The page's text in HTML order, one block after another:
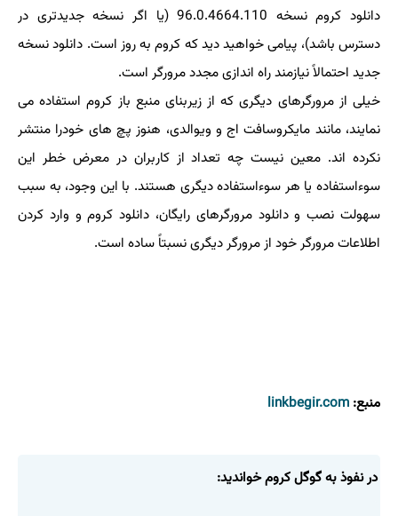
دانلود کروم نسخه 96.0.4664.110 (یا اگر نسخه جدیدتری در
دسترس باشد)، پیامی خواهید دید که کروم به روز است. دانلود نسخه
جدید احتمالاً نیازمند راه اندازی مجدد مرورگر است.
خیلی از مرورگرهای دیگری که از زیربنای منبع باز کروم استفاده می
نمایند، مانند مایکروسافت اج و ویوالدی، هنوز پچ های خودرا منتشر
نکرده اند. معین نیست چه تعداد از کاربران در معرض خطر این
سوءاستفاده یا هر سوءاستفاده دیگری هستند. با این وجود، به سبب
سهولت نصب و دانلود مرورگرهای رایگان، دانلود کروم و وارد کردن
اطلاعات مرورگر خود از مرورگر دیگری نسبتاً ساده است.
منبع: linkbegir.com
در نفوذ به گوگل کروم خواندید: